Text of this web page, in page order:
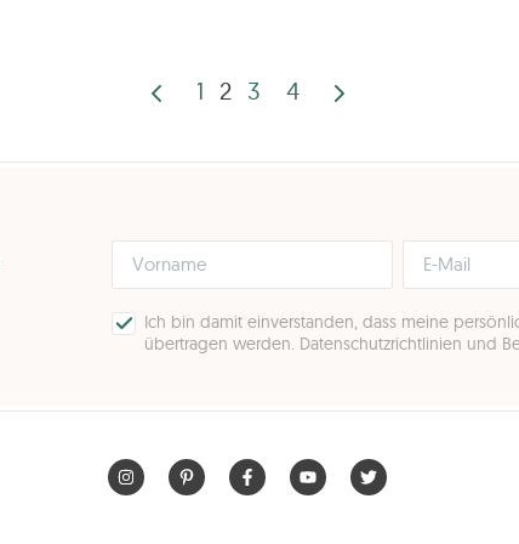
der
1 2 3 4
Ich bin damit einverstanden, dass meine
übertragen werden. Datenschutzrichtlinien und